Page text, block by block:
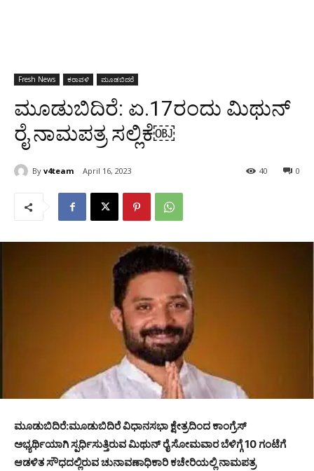
Fresh News ಕರಾವಳಿ ಮೂಡಬಿದರೆ
ಮೂಡುಬಿದಿರೆ: ಏ.17ರಂದು ಮಿಥುನ್
ರೈ ನಾಮಪತ್ರ ಸಲ್ಲಿಕೆ￼
By v4team April 16, 2023 0
40
ಮೂಡುಬಿದಿರೆ:ಮೂಡುಬಿದಿರೆ ವಿಧಾನಸಭಾ ಕ್ಷೇತ್ರದಿಂದ ಕಾಂಗ್ರೆಸ್
ಅಭ್ಯರ್ಥಿಯಾಗಿ ಸ್ಪರ್ಧಿಸುತ್ತಿರುವ ಮಿಥುನ್ ರೈ ಸೋಮವಾರಬೆಳಿಗ್ಗೆ10 ಗಂಟೆಗೆ
ಆಡಳಿತ ಸೌಧದಲ್ಲಿರುವ ಚುನಾವಣಾಧಿಕಾರಿ ಕಚೇರಿಯಲ್ಲಿ ನಾಮಪತ್ರ